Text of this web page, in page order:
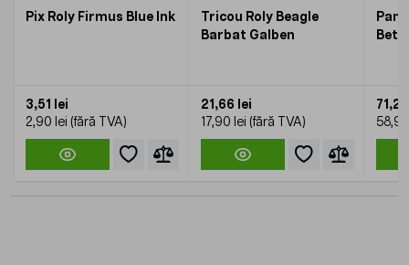
Pix Roly Firmus Blue Ink
3,51 lei
2,90 lei
Tricou Roly Beagle
Barbat Galben
21,66 lei
17,90 lei